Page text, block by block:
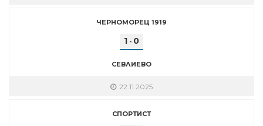
ЧЕРНОМОРЕЦ 1919
1 - 0
СЕВЛИЕВО
22.11.2025
СПОРТИСТ